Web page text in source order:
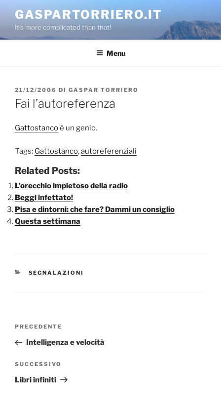
contenuto
GASPARTORRIERO.IT
It's more complicated than that!
Menu
PUBBLICATO
IL
21/12/2006 DI GASPAR TORRIERO
Fai l’autoreferenza
Gattostancoè un genio.
Tags: Gattostanco,autoreferenziali
Related Posts:
L’orecchio impietoso della radio
Beggi infettato!
Pisa e dintorni: che fare? Dammi un consiglio
Questa settimana
CATEGORIE
SEGNALAZIONI
Navigazione
Articolo
precedente:
PRECEDENTE
Intelligenza e velocità
Articolo
successivo
SUCCESSIVO
Libri infiniti